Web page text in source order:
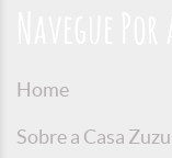
Home
Sobre a Casa